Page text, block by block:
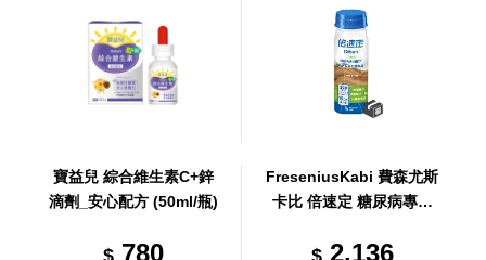
寶益兒 綜合維生素C+鋅
滴劑_安心配方 (50ml/瓶)
$780
FreseniusKabi 費森尤斯
卡比 倍速定 糖尿病專用
ml/24瓶/箱 (共24瓶，共1
$2,136